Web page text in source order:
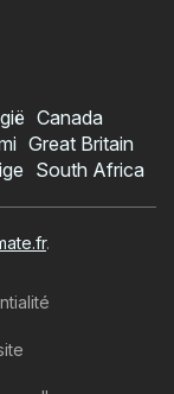
Canada
Great Britain
South Africa
.